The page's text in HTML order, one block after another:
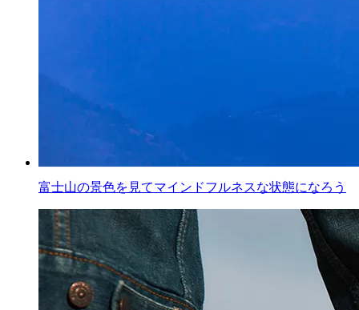
富士山の景色を見てマインドフルネスな状態になろう